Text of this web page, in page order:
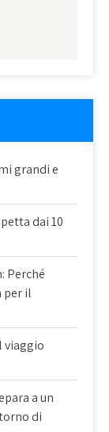
grandi e
dai 10
Perché
per il
viaggio
a un
di